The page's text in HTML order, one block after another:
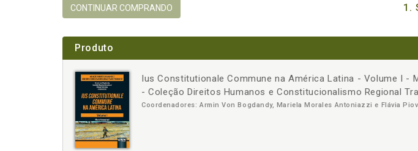
CONTINUAR COMPRANDO 1.
Produto
Ius Constitutionale Commune na América Latina - Volume I -
- Coleção Direitos Humanos e Constitucionalismo Regional
Coordenadores: Armin Von Bogdandy, Mariela Morales Antoniazzi e Flávia
- +